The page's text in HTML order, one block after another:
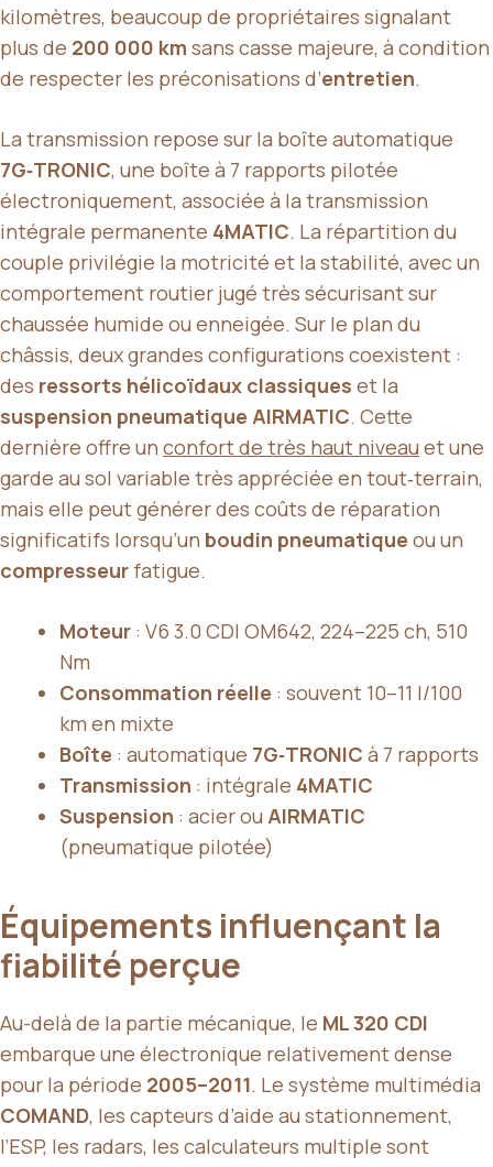
kilomètres, beaucoup de propriétaires signalant
plus de 200 000 km sans casse majeure, à condition
de respecter les préconisations d’entretien.
La transmission repose sur la boîte automatique
7G‑TRONIC, une boîte à 7 rapports pilotée
électroniquement, associée à la transmission
intégrale permanente 4MATIC. La répartition du
couple privilégie la motricité et la stabilité, avec un
comportement routier jugé très sécurisant sur
chaussée humide ou enneigée. Sur le plan du
châssis, deux grandes configurations coexistent :
des ressorts hélicoïdaux classiques et la
suspension pneumatique AIRMATIC. Cette
dernière offre un confort de très haut niveau et une
garde au sol variable très appréciée en tout‑terrain,
mais elle peut générer des coûts de réparation
significatifs lorsqu’un boudin pneumatique ou un
compresseur fatigue.
Moteur : V6 3.0 CDI OM642, 224–225 ch, 510
Nm
Consommation réelle : souvent 10–11 l/100
km en mixte
Boîte : automatique 7G‑TRONIC à 7 rapports
Transmission : intégrale 4MATIC
Suspension : acier ou AIRMATIC
(pneumatique pilotée)
Équipements influençant la
fiabilité perçue
Au-delà de la partie mécanique, le ML 320 CDI
embarque une électronique relativement dense
pour la période 2005–2011. Le système multimédia
COMAND, les capteurs d’aide au stationnement,
l’ESP, les radars, les calculateurs multiple sont